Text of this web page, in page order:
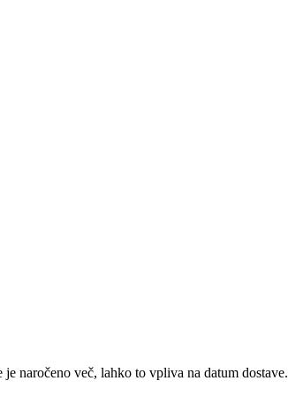
naročeno več, lahko to vpliva na datum dostave.